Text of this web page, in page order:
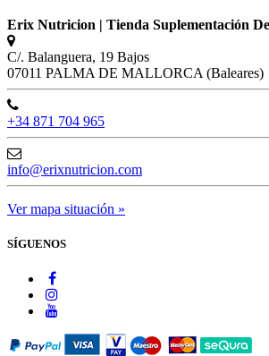
Erix Nutricion | Tienda Suplementación
C/. Balanguera, 19 Bajos
07011 PALMA DE MALLORCA (Baleares)
+34 871 704 965
info@erixnutricion.com
Ver mapa situación »
SÍGUENOS